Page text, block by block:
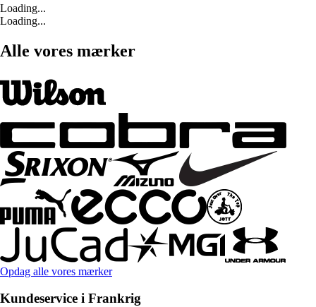
Loading...
Loading...
Alle vores mærker
Opdag alle vores mærker
Kundeservice i Frankrig